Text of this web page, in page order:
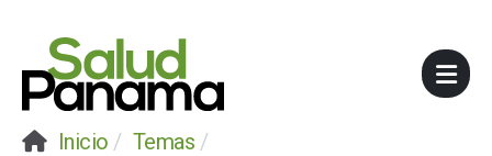
Inicio
Temas